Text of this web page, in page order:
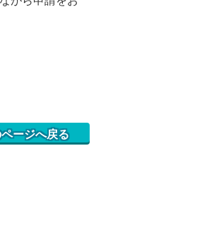
ージへ戻る